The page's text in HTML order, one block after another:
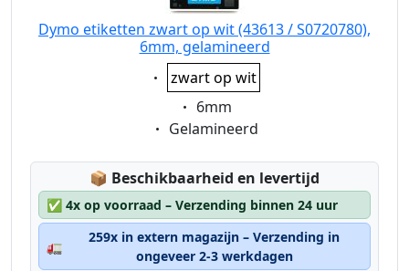
Dymo etiketten zwart op wit (43613 / S0720780),
6mm, gelamineerd
Eigenschaft:
zwart op wit
Eigenschaft:
6mm
Eigenschaft:
Gelamineerd
📦 Lagerstatus:
Beschikbaarheid en levertijd
✅ 4x op voorraad – Verzending binnen 24 uur
🚛
259x in extern magazijn – Verzending in
ongeveer 2-3 werkdagen